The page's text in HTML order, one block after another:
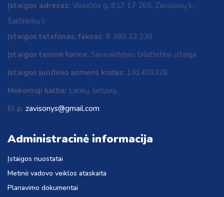
Įstaigos adresas: Visinčios g. 8,LT 17 265, Zavišonių k.,
Šalčininkų r.
Įstaigos telefonas, faksas: 8 380 32 230
Įstaigos teisinė forma: Savivaldybės biūdžetinė įstaiga
Įstaigos juridinio asmens kodas: 191409328
Mokomoji kalba: Lenkų, lietuvių
El.p. zavisonys@gmail.com
Administracinė informacija
Įstaigos nuostatai
Metinė vadovo veiklos ataskaita
Planavimo dokumentai